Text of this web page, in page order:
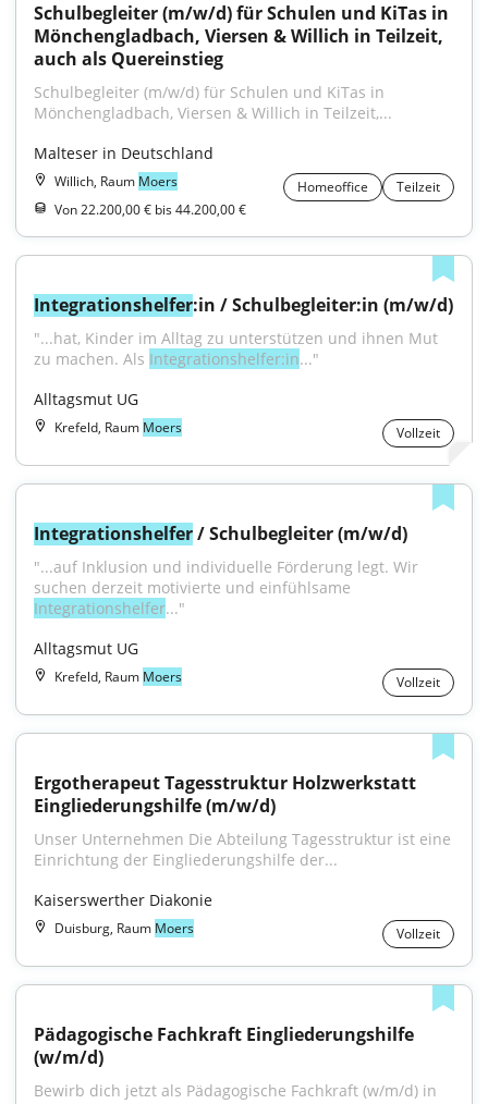
Schulbegleiter (m/w/d) für Schulen und KiTas in
Mönchengladbach, Viersen & Willich in Teilzeit,
auch als Quereinstieg
Schulbegleiter (m/w/d) für Schulen und KiTas in
Mönchengladbach, Viersen & Willich in Teilzeit,...
Malteser in Deutschland
Willich, Raum Moers Homeoffice
Teilzeit
Von 22.200,00 € bis 44.200,00 €
Integrationshelfer:in / Schulbegleiter:in (m/w/d)
"...hat, Kinder im Alltag zu unterstützen und ihnen Mut
zu machen. Als Integrationshelfer:in..."
Alltagsmut UG
Krefeld, Raum Moers Vollzeit
Integrationshelfer / Schulbegleiter (m/w/d)
"...auf Inklusion und individuelle Förderung legt. Wir
Integrationshelfer..."
Alltagsmut UG
Krefeld, Raum Moers Vollzeit
Ergotherapeut Tagesstruktur Holzwerkstatt
Eingliederungshilfe (m/w/d)
Unser Unternehmen Die Abteilung Tagesstruktur ist eine
Einrichtung der Eingliederungshilfe der...
Kaiserswerther Diakonie
Duisburg, Raum Moers Vollzeit
Pädagogische Fachkraft Eingliederungshilfe
(w/m/d)
Bewirb dich jetzt als Pädagogische Fachkraft (w/m/d) in